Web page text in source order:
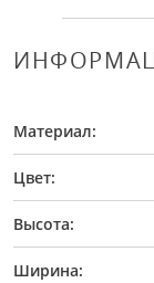
Материал:
Цвет:
Высота:
Ширина: